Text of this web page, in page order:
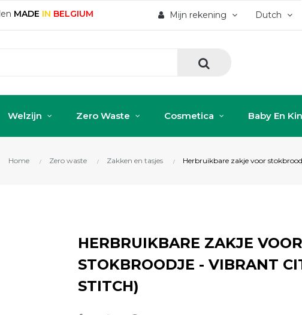
MADE IN BELGIUM Dutch
Mijn rekening
Welzijn Zero Waste Cosmetica Baby En
Home Zero waste Zakken en tasjes Herbruikbare zakje voor
HERBRUIKBARE ZAKJE VOOR
STOKBROODJE - VIBRANT
STITCH)